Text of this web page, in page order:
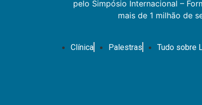
pelo Simpósio Internacional –
mais de 1 milhão de
Clínica Palestras Tudo sobre